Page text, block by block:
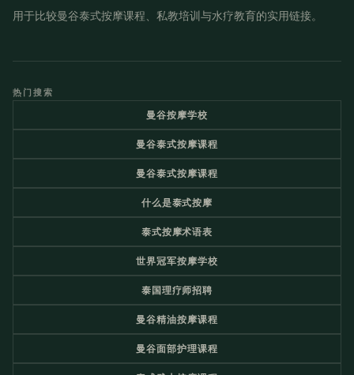
用于比较曼谷泰式按摩课程、私教培训与水疗教育的实用链接。
热门搜索
曼谷按摩学校
曼谷泰式按摩课程
曼谷泰式按摩课程
什么是泰式按摩
泰式按摩术语表
世界冠军按摩学校
泰国理疗师招聘
曼谷精油按摩课程
曼谷面部护理课程